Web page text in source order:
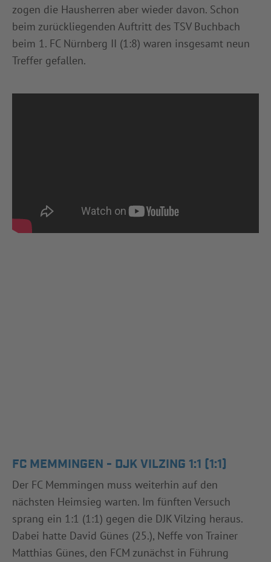
zogen die Hausherren aber wieder davon. Schon
beim zurückliegenden Auftritt des TSV Buchbach
beim 1. FC Nürnberg II (1:8) waren insgesamt neun
Treffer gefallen.
FC MEMMINGEN - DJK VILZING 1:1 (1:1)
Der FC Memmingen muss weiterhin auf den
nächsten Heimsieg warten. Im fünften Versuch
sprang ein 1:1 (1:1) gegen die DJK Vilzing heraus.
Dabei hatte David Günes (25.), Neffe von Trainer
Matthias Günes, den FCM zunächst in Führung